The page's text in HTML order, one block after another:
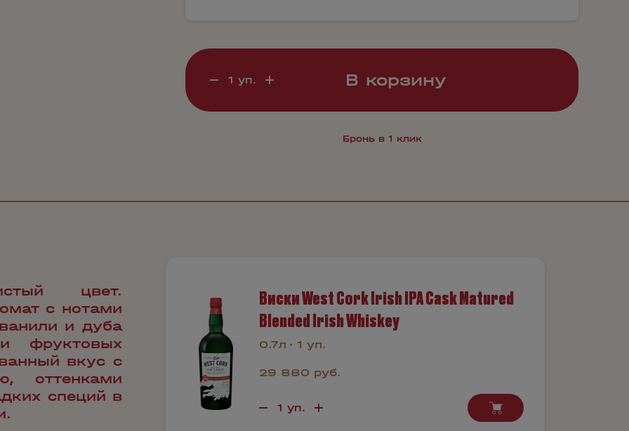
В корзину
Бронь в 1 клик
Виски West Cork Irish IPA Cask Matured
Blended Irish Whiskey
0.7л 1 уп.
29 880 руб.
цвет.
с нотами
и дуба
фруктовых
вкус с
оттенками
специй в